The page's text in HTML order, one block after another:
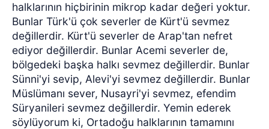
halklarının hiçbirinin mikrop kadar değeri yoktur.
Bunlar Türk'ü çok severler de Kürt'ü sevmez
değillerdir. Kürt'ü severler de Arap'tan nefret
ediyor değillerdir. Bunlar Acemi severler de,
bölgedeki başka halkı sevmez değillerdir. Bunlar
Sünni'yi sevip, Alevi'yi sevmez değillerdir. Bunlar
Müslümanı sever, Nusayri'yi sevmez, efendim
Süryanileri sevmez değillerdir. Yemin ederek
söylüyorum ki, Ortadoğu halklarının tamamını